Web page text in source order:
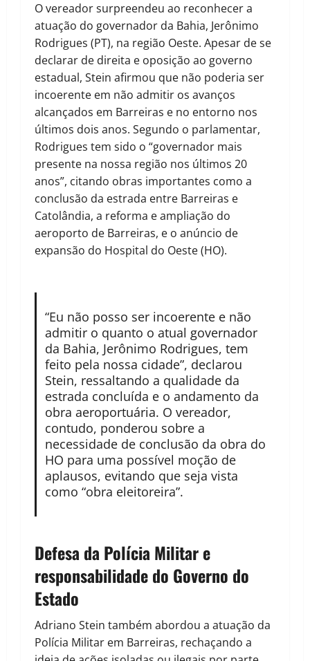
O vereador surpreendeu ao reconhecer a
atuação do governador da Bahia, Jerônimo
Rodrigues (PT), na região Oeste. Apesar de se
declarar de direita e oposição ao governo
estadual, Stein afirmou que não poderia ser
incoerente em não admitir os avanços
alcançados em Barreiras e no entorno nos
últimos dois anos. Segundo o parlamentar,
Rodrigues tem sido o “governador mais
presente na nossa região nos últimos 20
anos”, citando obras importantes como a
conclusão da estrada entre Barreiras e
Catolândia, a reforma e ampliação do
aeroporto de Barreiras, e o anúncio de
expansão do Hospital do Oeste (HO).
“Eu não posso ser incoerente e não
admitir o quanto o atual governador
da Bahia, Jerônimo Rodrigues, tem
feito pela nossa cidade”, declarou
Stein, ressaltando a qualidade da
estrada concluída e o andamento da
obra aeroportuária. O vereador,
contudo, ponderou sobre a
necessidade de conclusão da obra do
HO para uma possível moção de
aplausos, evitando que seja vista
como “obra eleitoreira”.
Defesa da Polícia Militar e
responsabilidade do Governo do
Estado
Adriano Stein também abordou a atuação da
Polícia Militar em Barreiras, rechaçando a